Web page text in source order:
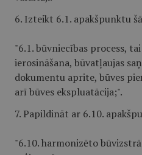
6. Izteikt 6.1. apakšpunktu
"6.1. būvniecības process,
ierosināšana, būvatļaujas
dokumentu aprite, būves
arī būves ekspluatācija;".
7. Papildināt ar 6.10.
"6.10. harmonizēto